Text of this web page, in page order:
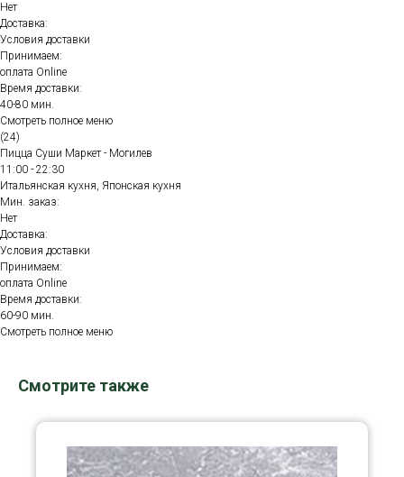
Нет
Доставка:
Условия доставки
Принимаем:
оплата Online
Время доставки:
40-80 мин.
Смотреть полное меню
(24)
Пицца Суши Маркет - Могилев
11:00 - 22:30
Итальянская кухня, Японская кухня
Мин. заказ:
Нет
Доставка:
Условия доставки
Принимаем:
оплата Online
Время доставки:
60-90 мин.
Смотреть полное меню
Смотрите также